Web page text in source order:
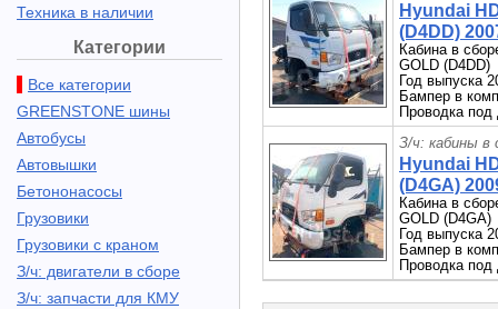
Техника в наличии
Категории
Все категории
GREENSTONE шины
Автобусы
Автовышки
Бетононасосы
Грузовики
Грузовики с краном
З/ч: двигатели в сборе
З/ч: запчасти для КМУ
Hyundai
(D4DD)
Кабина в
GOLD (D4DD)
Год выпуска
Бампер в
Проводка
З/ч: кабины в
Hyundai
(D4GA)
Кабина в
GOLD (D4GA)
Год выпуска
Бампер в
Проводка